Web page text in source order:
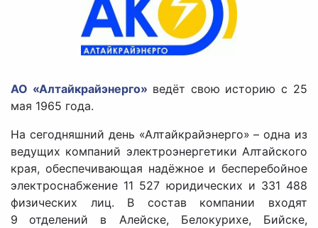
АО «Алтайкрайэнерго» ведёт свою историю с 25
мая 1965 года.
На сегодняшний день «Алтайкрайэнерго» – одна из
ведущих компаний электроэнергетики Алтайского
края, обеспечивающая надёжное и бесперебойное
электроснабжение 11 527 юридических и 331 488
физических лиц. В состав компании входят
9
отделений в Алейске, Белокурихе, Бийске,